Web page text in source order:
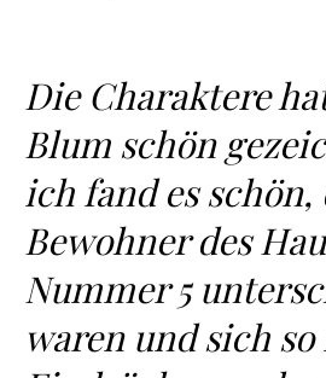
Die Charaktere
Blum schön
ich fand es schön,
Bewohner des
Nummer 5
waren und sich